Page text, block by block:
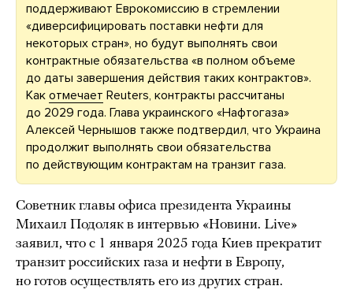
поддерживают Еврокомиссию в стремлении
«диверсифицировать поставки нефти для
некоторых стран», но будут выполнять свои
контрактные обязательства «в полном объеме
до даты завершения действия таких контрактов».
Как отмечает Reuters, контракты рассчитаны
до 2029 года. Глава украинского «Нафтогаза»
Алексей Чернышов также подтвердил, что Украина
продолжит выполнять свои обязательства
по действующим контрактам на транзит газа.
Советник главы офиса президента Украины
Михаил Подоляк в интервью «Новини. Live»
заявил, что с 1 января 2025 года Киев прекратит
транзит российских газа и нефти в Европу,
но готов осуществлять его из других стран.